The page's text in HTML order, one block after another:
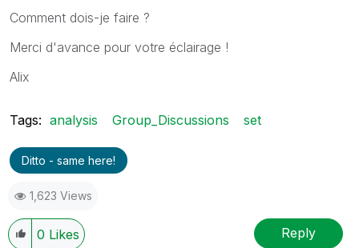
Comment dois-je faire ?
Merci d'avance pour votre éclairage !
Alix
Tags: analysis Group_Discussions set
Ditto - same here!
1,623 Views
0 Likes Reply